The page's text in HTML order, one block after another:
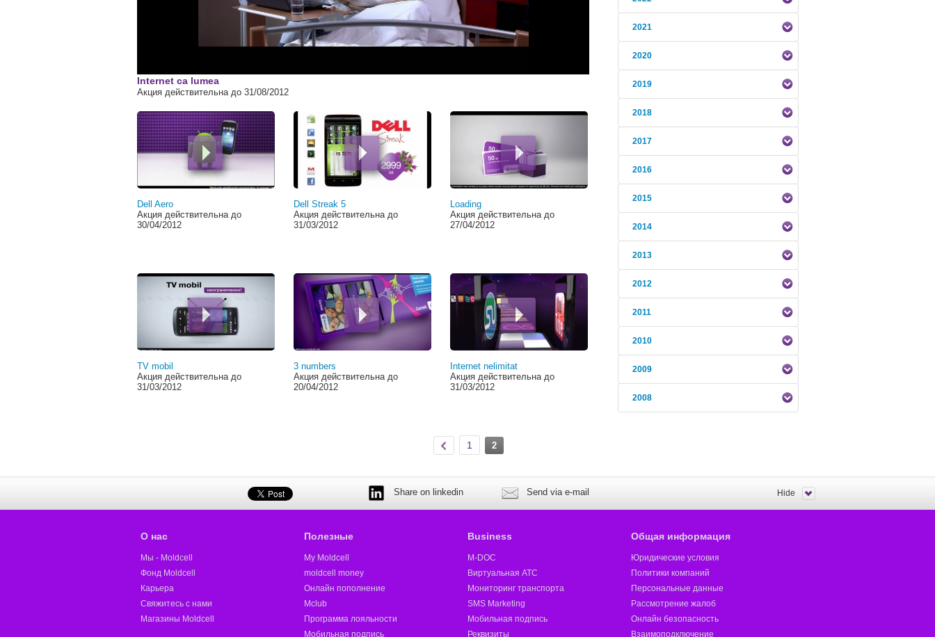
2021
2020
2019
2018
2017
2016
2015
2014
2013
2012
2011
2010
2009
2008
Internet ca lumea
Акция действительна до 31/08/2012
Dell Aero
Акция действительна до
30/04/2012
Dell Streak 5
Акция действительна до
31/03/2012
Loading
Акция действительна до
27/04/2012
TV mobil
Акция действительна до
31/03/2012
3 numbers
Акция действительна до
20/04/2012
Internet nelimitat
Акция действительна до
31/03/2012
Страницы
1 2
Share on linkedin Send via e-mail Hide
О нас
Мы - Moldcell
Фонд Moldcell
Карьера
Свяжитесь с нами
Магазины Moldcell
Полезные
My Moldcell
moldcell money
Онлайн пополнение
Mclub
Программа лояльности
Мобильная подпись
Business
M-DOC
Виртуальная АТС
Мониторинг транспорта
SMS Marketing
Мобильная подпись
Реквизиты
Общая информация
Юридические условия
Политики компаний
Персональные данные
Рассмотрение жалоб
Онлайн безопасность
Взаимоподключение